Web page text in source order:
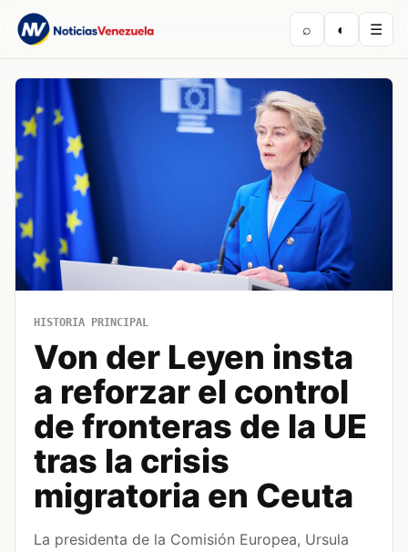
⌕ ◐ ☰
HISTORIA PRINCIPAL
Von der Leyen insta
a reforzar el control
de fronteras de la UE
tras la crisis
migratoria en Ceuta
La presidenta de la Comisión Europea, Ursula